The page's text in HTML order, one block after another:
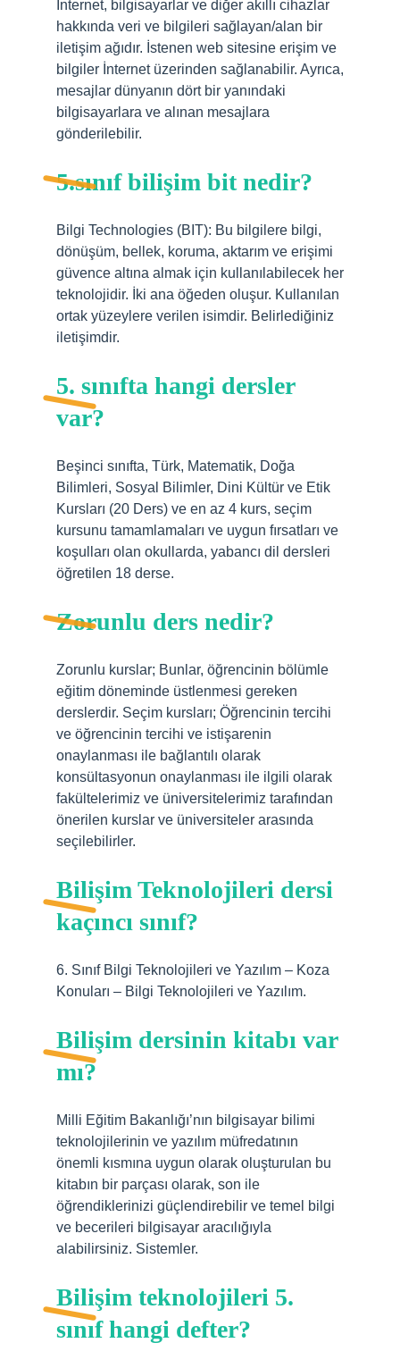
İnternet, bilgisayarlar ve diğer akıllı cihazlar
hakkında veri ve bilgileri sağlayan/alan bir
iletişim ağıdır. İstenen web sitesine erişim ve
bilgiler İnternet üzerinden sağlanabilir. Ayrıca,
mesajlar dünyanın dört bir yanındaki
bilgisayarlara ve alınan mesajlara
gönderilebilir.
5.sınıf bilişim bit nedir?
Bilgi Technologies (BIT): Bu bilgilere bilgi,
dönüşüm, bellek, koruma, aktarım ve erişimi
güvence altına almak için kullanılabilecek her
teknolojidir. İki ana öğeden oluşur. Kullanılan
ortak yüzeylere verilen isimdir. Belirlediğiniz
iletişimdir.
5. sınıfta hangi dersler
var?
Beşinci sınıfta, Türk, Matematik, Doğa
Bilimleri, Sosyal Bilimler, Dini Kültür ve Etik
Kursları (20 Ders) ve en az 4 kurs, seçim
kursunu tamamlamaları ve uygun fırsatları ve
koşulları olan okullarda, yabancı dil dersleri
öğretilen 18 derse.
Zorunlu ders nedir?
Zorunlu kurslar; Bunlar, öğrencinin bölümle
eğitim döneminde üstlenmesi gereken
derslerdir. Seçim kursları; Öğrencinin tercihi
ve öğrencinin tercihi ve istişarenin
onaylanması ile bağlantılı olarak
konsültasyonun onaylanması ile ilgili olarak
fakültelerimiz ve üniversitelerimiz tarafından
önerilen kurslar ve üniversiteler arasında
seçilebilirler.
Bilişim Teknolojileri dersi
kaçıncı sınıf?
6. Sınıf Bilgi Teknolojileri ve Yazılım – Koza
Konuları – Bilgi Teknolojileri ve Yazılım.
Bilişim dersinin kitabı var
mı?
Milli Eğitim Bakanlığı’nın bilgisayar bilimi
teknolojilerinin ve yazılım müfredatının
önemli kısmına uygun olarak oluşturulan bu
kitabın bir parçası olarak, son ile
öğrendiklerinizi güçlendirebilir ve temel bilgi
ve becerileri bilgisayar aracılığıyla
alabilirsiniz. Sistemler.
Bilişim teknolojileri 5.
sınıf hangi defter?